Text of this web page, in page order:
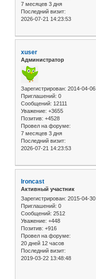
7 месяцев 3 дня
Последний визит:
2026-07-21 14:23:53
xuser
Администратор
Зарегистрирован: 2014-04-06
Приглашений: 0
Сообщений: 12111
Уважение: +3655
Позитив: +4528
Провел на форуме:
7 месяцев 3 дня
Последний визит:
2026-07-21 14:23:53
Ironcast
Активный участник
Зарегистрирован: 2015-04-30
Приглашений: 0
Сообщений: 2512
Уважение: +448
Позитив: +916
Провел на форуме:
20 дней 12 часов
Последний визит:
2019-03-22 13:48:48